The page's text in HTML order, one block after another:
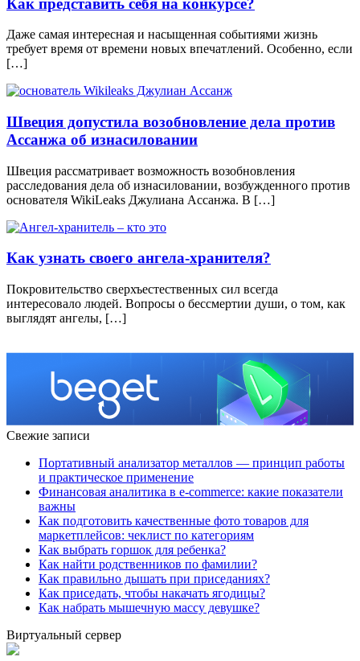
Даже самая интересная и насыщенная событиями жизнь
требует время от времени новых впечатлений. Особенно, если
[…]
Швеция допустила возобновление дела против
Ассанжа об изнасиловании
Швеция рассматривает возможность возобновления
расследования дела об изнасиловании, возбужденного против
основателя WikiLeaks Джулиана Ассанжа. В […]
Как узнать своего ангела-хранителя?
Покровительство сверхъестественных сил всегда
интересовало людей. Вопросы о бессмертии души, о том, как
выглядят ангелы, […]
Свежие записи
Портативный анализатор металлов — принцип работы
и практическое применение
Финансовая аналитика в e-commerce: какие показатели
важны
Как подготовить качественные фото товаров для
маркетплейсов: чеклист по категориям
Как выбрать горшок для ребенка?
Как найти родственников по фамилии?
Как правильно дышать при приседаниях?
Как приседать, чтобы накачать ягодицы?
Как набрать мышечную массу девушке?
Виртуальный сервер